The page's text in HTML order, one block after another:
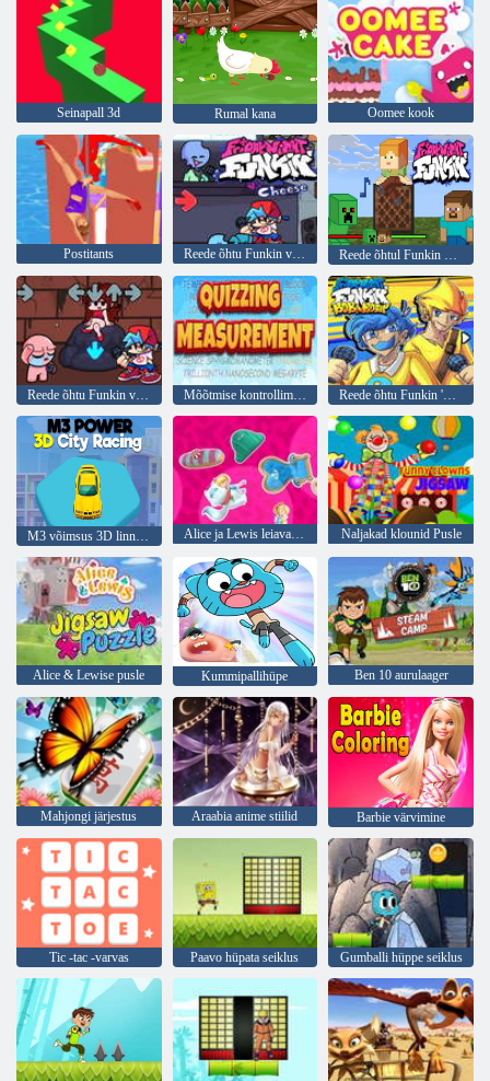
Seinapall 3d Rumal kana Oomee kook
Postitants Reede õhtu Funkin vs juust Reede õhtul Funkin Minecraft Steve vs Creeper
Mõõtmise kontrollimine
Alice ja Lewis leiavad selle Naljakad klounid Pusle
Alice & Lewise pusle Kummipallihüpe Ben 10 aurulaager
Mahjongi järjestus Araabia anime stiilid Barbie värvimine
Tic -tac -varvas Paavo hüpata seiklus Gumballi hüppe seiklus